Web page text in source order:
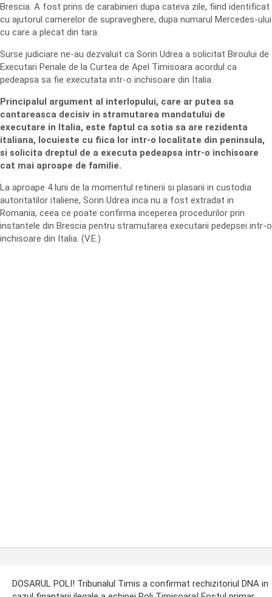
Brescia. A fost prins de carabinieri dupa cateva zile, fiind identificat
cu ajutorul camerelor de supraveghere, dupa numarul Mercedes-ului
cu care a plecat din tara.
Surse judiciare ne-au dezvaluit ca Sorin Udrea a solicitat Biroului de
Executari Penale de la Curtea de Apel Timisoara acordul ca
pedeapsa sa fie executata intr-o inchisoare din Italia.
Principalul argument al interlopului, care ar putea sa
cantareasca decisiv in stramutarea mandatului de
executare in Italia, este faptul ca sotia sa are rezidenta
italiana, locuieste cu fiica lor intr-o localitate din peninsula,
si solicita dreptul de a executa pedeapsa intr-o inchisoare
cat mai aproape de familie.
La aproape 4 luni de la momentul retinerii si plasarii in custodia
autoritatilor italiene, Sorin Udrea inca nu a fost extradat in
Romania, ceea ce poate confirma inceperea procedurilor prin
instantele din Brescia pentru stramutarea executarii pedepsei intr-o
inchisoare din Italia. (V.E.)
DOSARUL POLI! Tribunalul Timis a confirmat rechizitoriul DNA in